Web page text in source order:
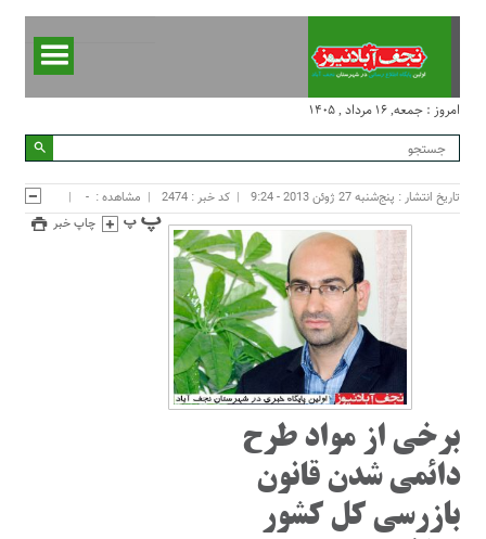
امروز : جمعه, ۱۶ مرداد , ۱۴۰۵
تاریخ انتشار : پنج‌شنبه 27 ژوئن 2013 - 9:24 کد خبر : 2474 مشاهده : -
چاپ خبر
برخی از مواد طرح
دائمی شدن قانون
بازرسی کل کشور